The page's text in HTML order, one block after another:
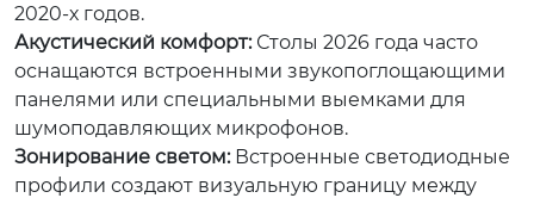
2020-х годов.
Акустический комфорт:Столы 2026 года часто
оснащаются встроенными звукопоглощающими
панелями или специальными выемками для
шумоподавляющих микрофонов.
Зонирование светом:Встроенные светодиодные
профили создают визуальную границу между